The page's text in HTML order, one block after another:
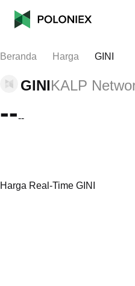
Beranda Harga GINI
GINIKALP
----
Harga Real-Time GINI